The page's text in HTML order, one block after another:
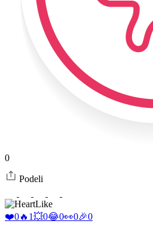
0
Podeli
Like
❤️0🔥 1💥0😂0👀0🎉0